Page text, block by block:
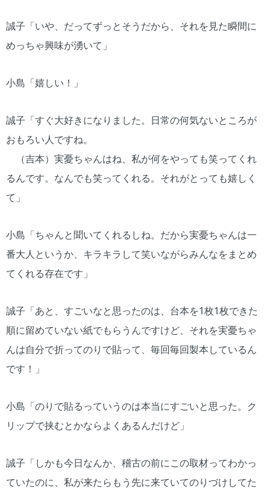
誠子「いや、だってずっとそうだから、それを見た瞬間に
めっちゃ興味が湧いて」
小島「嬉しい！」
誠子「すぐ大好きになりました。日常の何気ないところが
おもろい人ですね。
（吉本）実憂ちゃんはね、私が何をやっても笑ってくれ
るんです。なんでも笑ってくれる。それがとっても嬉しく
て」
小島「ちゃんと聞いてくれるしね。だから実憂ちゃんは一
番大人というか、キラキラして笑いながらみんなをまとめ
てくれる存在です」
誠子「あと、すごいなと思ったのは、台本を1枚1枚できた
順に留めていない紙でもらうんですけど、それを実憂ちゃ
んは自分で折ってのりで貼って、毎回毎回製本しているん
です！」
小島「のりで貼るっていうのは本当にすごいと思った。ク
リップで挟むとかならよくあるんだけど」
誠子「しかも今日なんか、稽古の前にこの取材ってわかっ
ていたのに、私が来たらもう先に来ていてのりづけしてた